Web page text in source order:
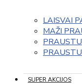
LAISVAI
MAŽI
SUPER AKCIJOS